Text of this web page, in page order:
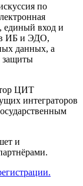
по
вход и
в ИБ и ЭДО,
данных, а
защиты
ЦИТ
интеграторов
и